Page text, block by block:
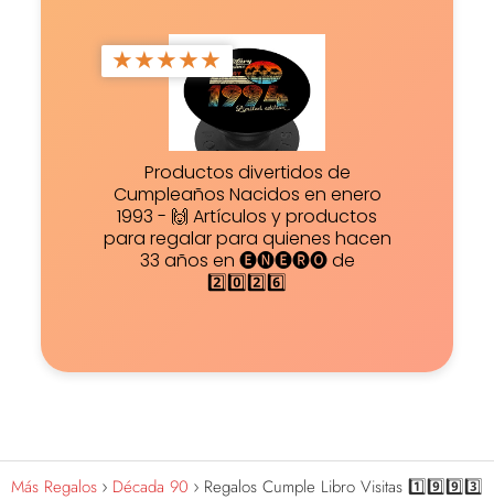
★★★★★
Productos divertidos de
Cumpleaños Nacidos en enero
1993 - 🙌 Artículos y productos
para regalar para quienes hacen
33 años en 🅔🅝🅔🅡🅞 de
2️⃣0️⃣2️⃣6️⃣
Más Regalos Década 90
Regalos Cumple Libro Visitas 1️⃣9️⃣9️⃣3️⃣